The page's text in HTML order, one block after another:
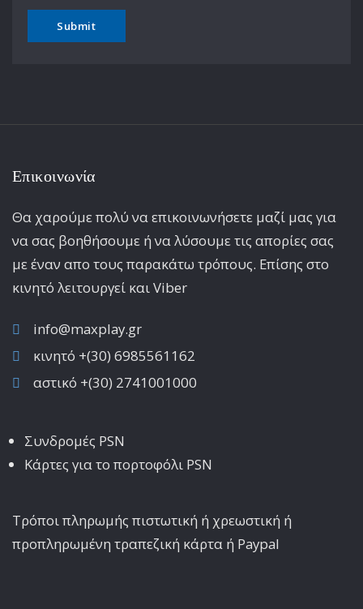
Επικοινωνία
Θα χαρούμε πολύ να επικοινωνήσετε μαζί μας για
να σας βοηθήσουμε ή να λύσουμε τις απορίες σας
με έναν απο τους παρακάτω τρόπους. Επίσης στο
κινητό λειτoυργεί και Viber
info@maxplay.gr
κινητό +(30) 6985561162
αστικό +(30) 2741001000
Συνδρομές PSN
Κάρτες για το πορτοφόλι PSN
Τρόποι πληρωμής πιστωτική ή χρεωστική ή
προπληρωμένη τραπεζική κάρτα ή Paypal